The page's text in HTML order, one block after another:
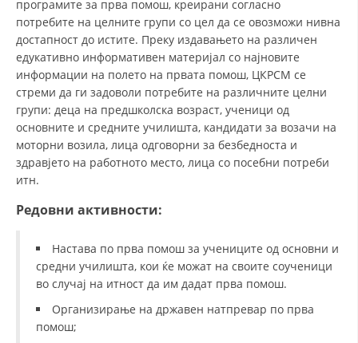
ОРГАНИЗАЦИЈА И РАЗВОЈ
РАКОВОДЕН ОДБОР
СТРУКТУРА И ОРГАНИЗАЦИОНА ПОСТАВЕНОСТ
ДИСЕМИНАЦИЈА
СОЦИЈАЛНО ХУМАНИТАРНА ДЕЈНОСТ
ПОДГОТВЕНОСТ И ДЕЈСТВО ПРИ КАТАСТРОФИ
програмите за прва помош, креирани согласно
потребите на целните групи со цел да се овозможи нивна
достапност до истите. Преку издавањето на различен
едукативно информативен материјал со најновите
информации на полето на првата помош, ЦКРСМ се
стреми да ги задоволи потребите на различните целни
групи: деца на предшколска возраст, ученици од
основните и средните училишта, кандидати за возачи на
моторни возила, лица одговорни за безбедноста и
здравјето на работното место, лица со посебни потреби
итн.
Редовни активности:
Настава по прва помош за учениците од основни и
средни училишта, кои ќе можат на своите соученици
во случај на итност да им дадат прва помош.
Организирање на државен натпревар по прва
помош;